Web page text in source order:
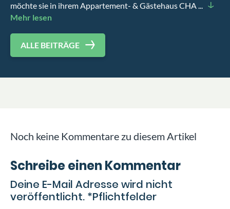
möchte sie in ihrem Appartement- & Gästehaus CHA ...
Mehr lesen
ALLE BEITRÄGE
Noch keine Kommentare zu diesem Artikel
Schreibe einen Kommentar
Deine E-Mail Adresse wird nicht
veröffentlicht. *Pflichtfelder